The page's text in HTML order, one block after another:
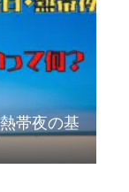
帯夜の基